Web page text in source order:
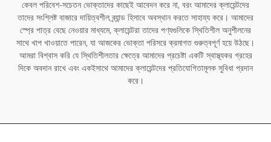
কেবল পরিবেশ-সচেতন ভোক্তাদের কাছেই আবেদন করে না, বরং আমাদের ক্লায়েন্টদের
তাদের সংশ্লিষ্ট বাজারে দায়িত্বশীল ব্র্যান্ড হিসাবে অবস্থান করতে সাহায্য করে। আমাদের
স্প্রে পাত্র বেছে নেওয়ার মাধ্যমে, ক্লায়েন্টরা তাদের পণ্যগুলিকে স্থিতিশীল অনুশীলনের
সাথে খাপ খাওয়াতে পারেন, যা আজকের ভোক্তা পরিসরে ক্রমাগত গুরুত্বপূর্ণ হয়ে উঠছে।
আমরা বিশ্বাস করি যে স্থিতিশীলতার ক্ষেত্রে আমাদের প্রচেষ্টা একটি স্বাস্থ্যকর গ্রহের
দিকে অবদান রাখে এবং একইসাথে আমাদের ক্লায়েন্টদের প্রতিযোগিতামূলক সুবিধা প্রদান
করে।